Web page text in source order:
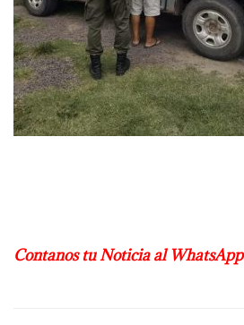
Contanos tu Noticia al